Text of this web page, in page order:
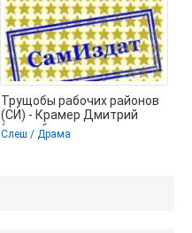
Трущобы рабочих районов
(СИ) - Крамер Дмитрий
(книги без регистрации
полные
Слеш / Драма